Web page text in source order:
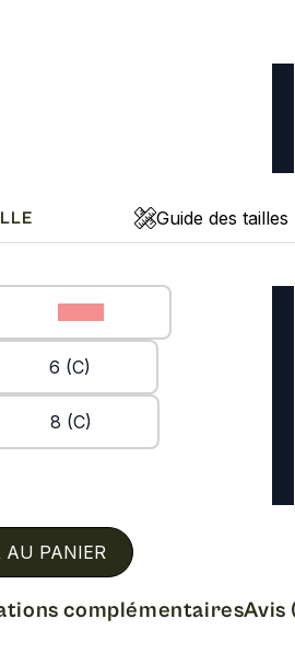
Guide des tailles
6 (C)
8 (C)
AU PANIER
complémentairesAvis